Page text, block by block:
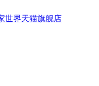
世界天猫旗舰店